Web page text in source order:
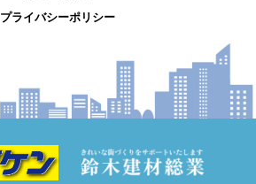
プライバシーポリシー